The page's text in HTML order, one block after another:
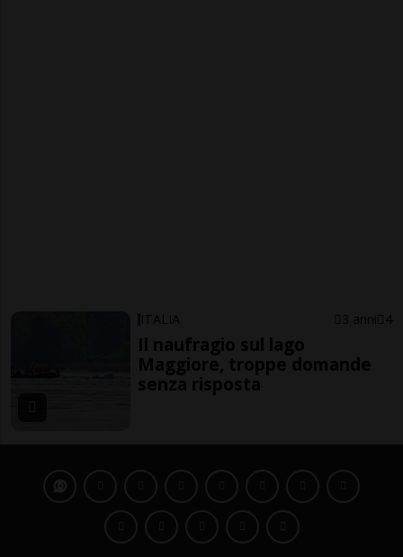
ITALIA 3 anni 4
Il naufragio sul lago
Maggiore, troppe domande
senza risposta